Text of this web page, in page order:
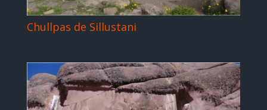
Chullpas de Sillustani